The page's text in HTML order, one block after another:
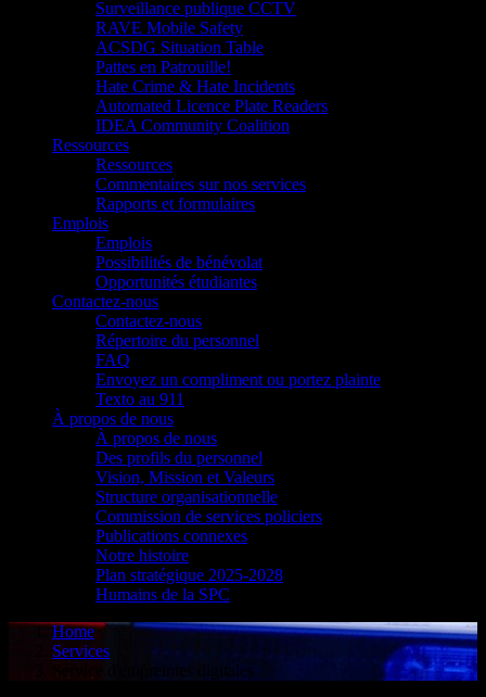
Surveillance publique CCTV
RAVE Mobile Safety
ACSDG Situation Table
Pattes en Patrouille!
Hate Crime & Hate Incidents
Automated Licence Plate Readers
IDEA Community Coalition
Ressources
Ressources
Commentaires sur nos services
Rapports et formulaires
Emplois
Emplois
Possibilités de bénévolat
Opportunités étudiantes
Contactez-nous
Contactez-nous
Répertoire du personnel
FAQ
Envoyez un compliment ou portez plainte
Texto au 911
À propos de nous
À propos de nous
Des profils du personnel
Vision, Mission et Valeurs
Structure organisationnelle
Commission de services policiers
Publications connexes
Notre histoire
Plan stratégique 2025-2028
Humains de la SPC
Home
Services
Service d'empreintes digitales